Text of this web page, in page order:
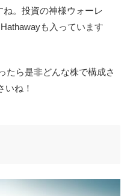
。投資の神様ウォーレ
も入っています
たら是非どんな株で構成さ
いね！